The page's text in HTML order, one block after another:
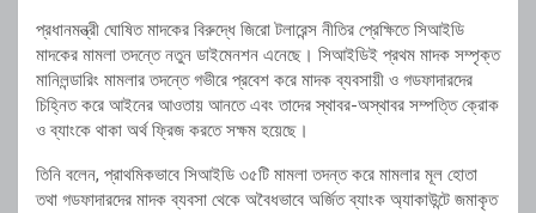
প্রধানমন্ত্রী ঘোষিত মাদকের বিরুদ্ধে জিরো টলারেন্স নীতির প্রেক্ষিতে সিআইডি
মাদকের মামলা তদন্তে নতুন ডাইমেনশন এনেছে। সিআইডিই প্রথম মাদক সম্পৃক্ত
মানিলন্ডারিং মামলার তদন্তে গভীরে প্রবেশ করে মাদক ব্যবসায়ী ও গডফাদারদের
চিহ্নিত করে আইনের আওতায় আনতে এবং তাদের স্থাবর-অস্থাবর সম্পত্তি ক্রোক
ও ব্যাংকে থাকা অর্থ ফ্রিজ করতে সক্ষম হয়েছে।
তিনি বলেন, প্রাথমিকভাবে সিআইডি ৩৫টি মামলা তদন্ত করে মামলার মূল হোতা
তথা গডফাদারদের মাদক ব্যবসা থেকে অবৈধভাবে অর্জিত ব্যাংক অ্যাকাউন্টে জমাকৃত